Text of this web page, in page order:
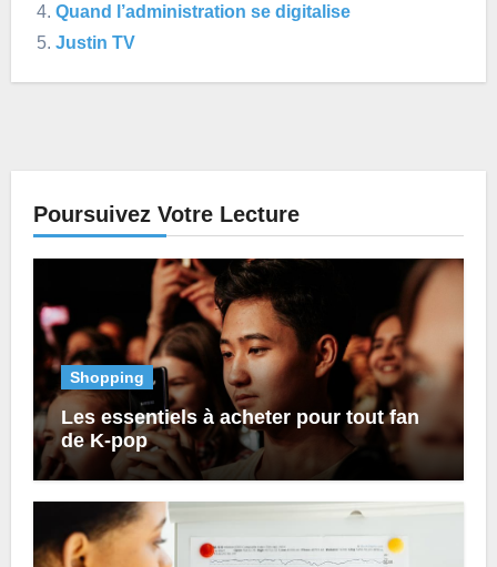
Quand l’administration se digitalise
Justin TV
Poursuivez Votre Lecture
Shopping
Les essentiels à acheter pour tout fan
de K-pop